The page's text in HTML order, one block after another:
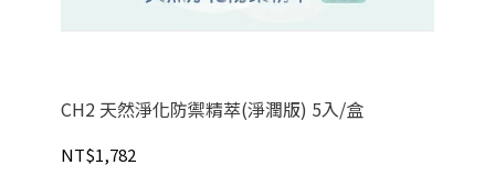
CH2 天然淨化防禦精萃(淨潤版) 5入/盒
NT$1,782